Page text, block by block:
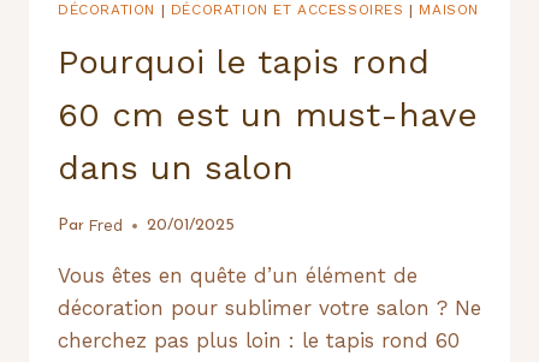
DÉCORATION DÉCORATION ET ACCESSOIRES MAISON
Pourquoi le tapis rond
60 cm est un must-have
dans un salon
Par Fred 20/01/2025
Vous êtes en quête d’un élément de
décoration pour sublimer votre salon ? Ne
cherchez pas plus loin : le tapis rond 60